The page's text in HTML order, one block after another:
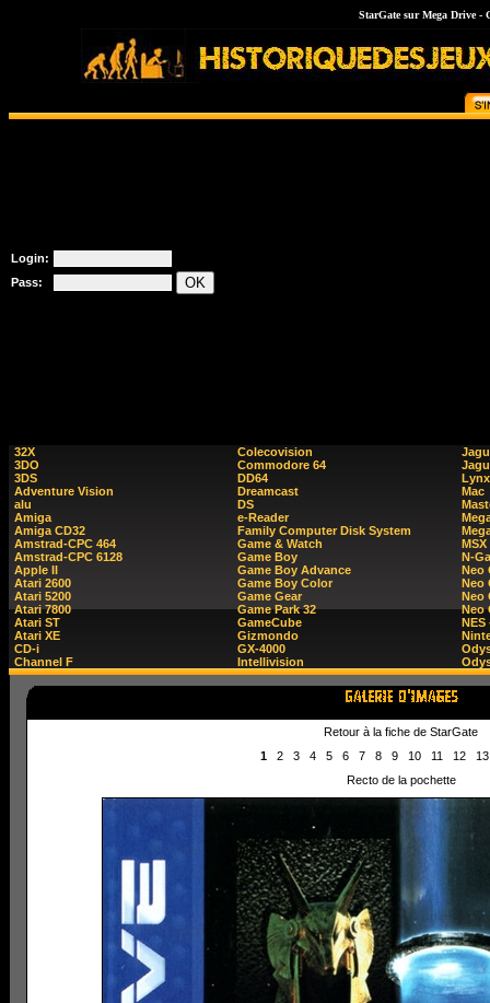
StarGate sur Mega Drive -
Login:
Pass:
32X
3DO
3DS
Adventure Vision
alu
Amiga
Amiga CD32
Amstrad-CPC 464
Amstrad-CPC 6128
Apple II
Atari 2600
Atari 5200
Atari 7800
Atari ST
Atari XE
CD-i
Channel F
Colecovision
Commodore 64
DD64
Dreamcast
DS
e-Reader
Family Computer Disk System
Game & Watch
Game Boy
Game Boy Advance
Game Boy Color
Game Gear
Game Park 32
GameCube
Gizmondo
GX-4000
Intellivision
Lynx
Mac
MSX
N-
Neo
Neo
Neo
Neo
NES
Retour à la fiche de StarGate
1
2 3 4 5 6 7 8 9 10 11 12
13
Recto de la pochette